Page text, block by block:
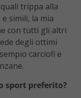
trippa alla
simili, la mia
con tutti gli altri
degli ottimi
carciofi e
sport preferito?